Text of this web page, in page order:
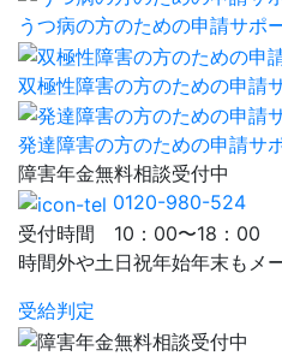
うつ病の方のための申請サポ
双極性障害の方のための申請
発達障害の方のための申請サ
障害年金無料相談受付中
0120-980-524
受付時間 10：00〜18：00
時間外や土日祝年始年末もメ
受給判定